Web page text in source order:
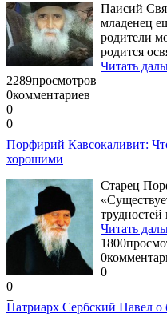
Паисий
младенец
родители
родится
Читать
2289просмотров
0комментариев
0
0
+
Порфирий Кавсокаливит:
хорошими
Старец
Читать
1800
0
0
0
+
Патриарх Сербский Павел о